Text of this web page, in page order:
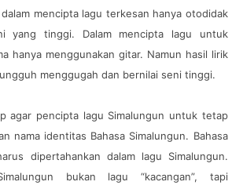
dalam mencipta lagu terkesan hanya otodidak
yang tinggi. Dalam mencipta lagu untuk
hanya menggunakan gitar. Namun hasil lirik
menggugah dan bernilai seni tinggi.
agar pencipta lagu Simalungun untuk tetap
nama identitas Bahasa Simalungun. Bahasa
dipertahankan dalam lagu Simalungun.
bukan lagu “kacangan”, tapi